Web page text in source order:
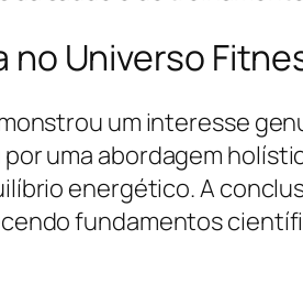
no Universo
um interesse
uma abordagem
energético. A
fundamentos